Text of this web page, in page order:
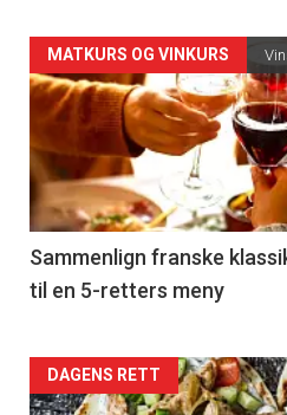
Forsiden
akkurat
nå
-
5
MATKURS OG VINKURS
Sammenlign franske
til en 5-retters meny
Forsiden
DAGENS RETT